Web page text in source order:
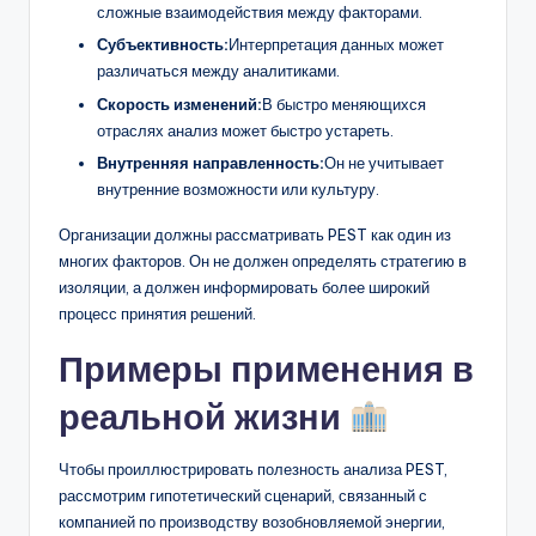
сложные взаимодействия между факторами.
Субъективность:Интерпретация данных может
различаться между аналитиками.
Скорость изменений:В быстро меняющихся
отраслях анализ может быстро устареть.
Внутренняя направленность:Он не учитывает
внутренние возможности или культуру.
Организации должны рассматривать PEST как один из
многих факторов. Он не должен определять стратегию в
изоляции, а должен информировать более широкий
процесс принятия решений.
Примеры применения в
реальной жизни
Чтобы проиллюстрировать полезность анализа PEST,
рассмотрим гипотетический сценарий, связанный с
компанией по производству возобновляемой энергии,